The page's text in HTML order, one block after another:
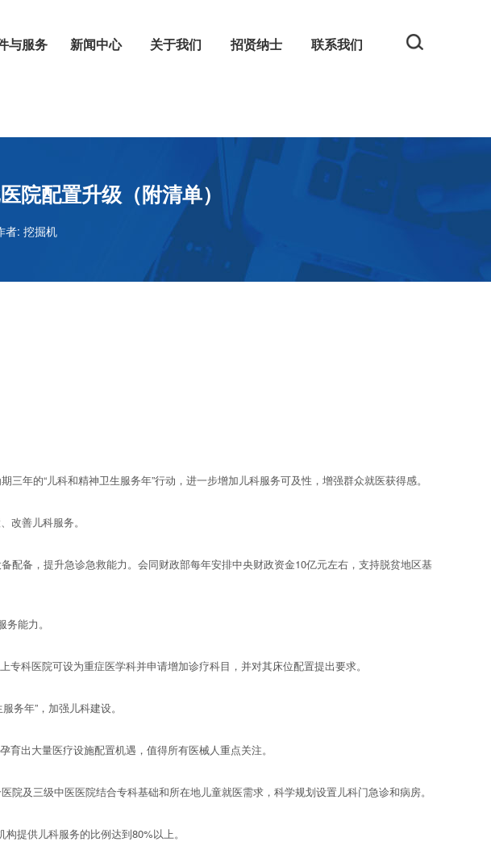
与服务 新闻中心
安博足球官网
关于我们 招贤纳士 联系我们
院配置升级（附清单）
者: 挖掘机
的“儿科和精神卫生服务年”行动，进一步增加儿科服务可及性，增强群众就医获得感。
善儿科服务。
备，提升急诊急救能力。会同财政部每年安排中央财政资金10亿元左右，支持脱贫地区基
能力。
科医院可设为重症医学科并申请增加诊疗科目，并对其床位配置提出要求。
年”，加强儿科建设。
出大量医疗设施配置机遇，值得所有医械人重点关注。
及三级中医医院结合专科基础和所在地儿童就医需求，科学规划设置儿科门急诊和病房。
提供儿科服务的比例达到80%以上。